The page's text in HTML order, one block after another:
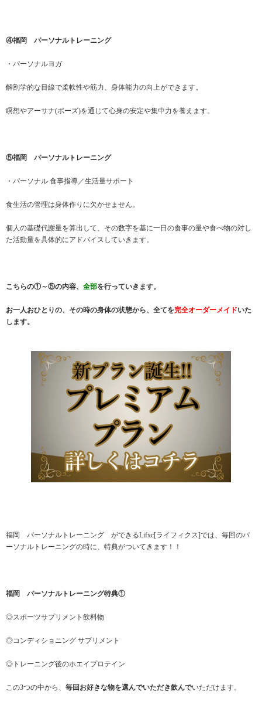
④福岡 パーソナルトレーニング
・パーソナルヨガ
解剖学的な目線で柔軟性や筋力、身体能力の向上ができます。
瞑想やアーサナ(ポーズ)を通じて心身の安定や集中力を養えます。
⑤福岡 パーソナルトレーニング
・パーソナル 食事指導／生活量サポート
食生活の管理は身体作りに欠かせません。
個人の基礎代謝量を算出して、その数字を基に一日の食事の量や食べ物の対し
た活動量を具体的にアドバイスしていきます。
こちらの①～⑤の内容、 全部を行っていきます。
お一人おひとりの、その時の身体の状態から、全てを完全オーダーメイドいた
します。
福岡 パーソナルトレーニング ができるLifxc[ライフィクス]では、毎回のパ
ーソナルトレーニングの時に、特典がついてきます！！
福岡 パーソナルトレーニング特典①
◎スポーツサプリメント飲料物
◎コンディショニング サプリメント
◎トレーニング後のホエイプロテイン
この3つの中から、 毎回お好きな物を選んでいただき飲んでいただけます。